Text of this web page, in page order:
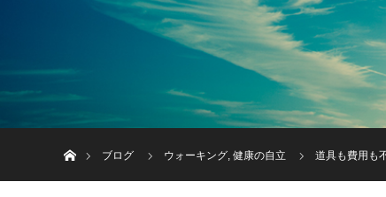
ブログ
ウォーキング, 健康の自立 道具も費用も